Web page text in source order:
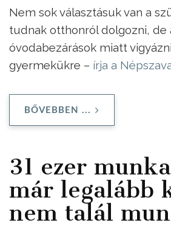
Nem sok választásuk van a
tudnak otthonról dolgozni, de
óvodabezárások miatt
gyermekükre – írja a
BŐVEBBEN ...
31 ezer
már legalább
nem talál